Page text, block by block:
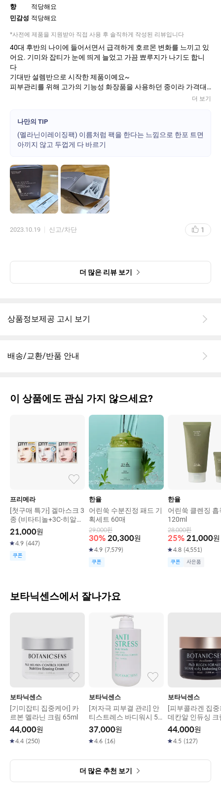
향
적당해요
민감성 적당해요
*사전에 제품을 지원받아 직접 사용 후 솔직하게 작성된 리뷰입니다
40대 후반의 나이에 들어서면서 급격하게 호르몬 변화를 느끼고 있
어요. 기미와 잡티가 눈에 띄게 늘었고 가끔 뾰루지가 나기도 합니
다
기대반 설렘반으로 시작한 제품이예요~
피부관리를 위해 고가의 기능성 화장품을 사용하던 중이라 가격대
피부에 바른후 15분 뒤 가볍게 씻고 가지고 있는 세럼과 크림으로
마무리했습니다
피부에 바르면 대체적으로 시원한 느낌이 들었고
그날의 피부 컨디션에따라 조금 따갑다는 느낌도 있었지만 힘들지
피부 촉촉함이 늘었고 좀 더 피부가 깨끗해진 느낌입니다! 환절기라
오후가 되면 피부 건조함이 느껴지는 계절인데 확실히 피부 장벽이
튼튼해진 느낌입니다
전반적으로 얼굴이 환해진 느낌이예요
현재 자리잡고 있는 기미와 잡티는 나머지 23포를 다 쓰고 난 뒤 효
과를 확인해야할 것 같아요^^
낱개 포장이라 위생적이며 사용하기 쉽습니다
상자 포장도 낱개 포장도 센스가 너무 좋았습니다
더 보기
나만의 TIP
(멜라닌이레이징팩) 이름처럼 팩을 한다는 느낌으로 한포 트면
아끼지 않고 두껍게 다 바르기
2023.10.19 신고/차단 1
더 많은 리뷰 보기
상품정보제공 고시 보기
배송/교환/반품 안내
이 상품에도 관심 가지 않으세요?
프리메라
[첫구매 특가] 겔마스크 3
종 (비타티놀+3C-히알루
론산+피디알엔)
21,000원
4.9 (447)
쿠폰
한율
어린쑥 수분진정 패드 기
획세트 60매
29,000원
30% 20,300원
4.9 (7,579)
쿠폰
한율
어린쑥 클렌징 흡
120ml
28,000원
25% 21,000원
4.8 (4,551)
쿠폰 사은품
보타닉센스에서 잘나가요
보타닉센스
[기미잡티 집중케어] 카
르본 멜라닌 크림 65ml
44,000원
4.4 (250)
보타닉센스
[저자극 피부결 관리] 안
티스트레스 바디워시 50
0ml
37,000원
4.6 (16)
보타닉센스
[피부콜라겐 집
데칸알 인듀싱 크
44,000원
4.5 (127)
더 많은 추천 보기